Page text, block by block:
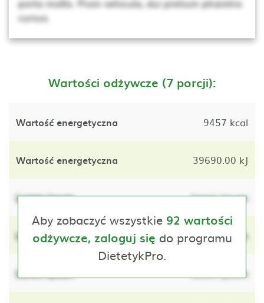
porta mollis. Proin vehicula, dui pretium pharetra
cursus.
Wartości odżywcze (7 porcji):
Wartość energetyczna 9457 kcal
Wartość energetyczna 39690.00 kJ
Lorem ipsum lorem ipsum
Lorem ipsum lorem ipsum
Lorem ipsum lorem ipsum
Aby zobaczyć wszystkie 92 wartości
odżywcze, zaloguj się do programu
DietetykPro.